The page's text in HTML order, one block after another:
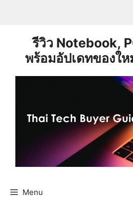
รีวิว Notebook,
พร้อมอัปเดทของใ
Menu